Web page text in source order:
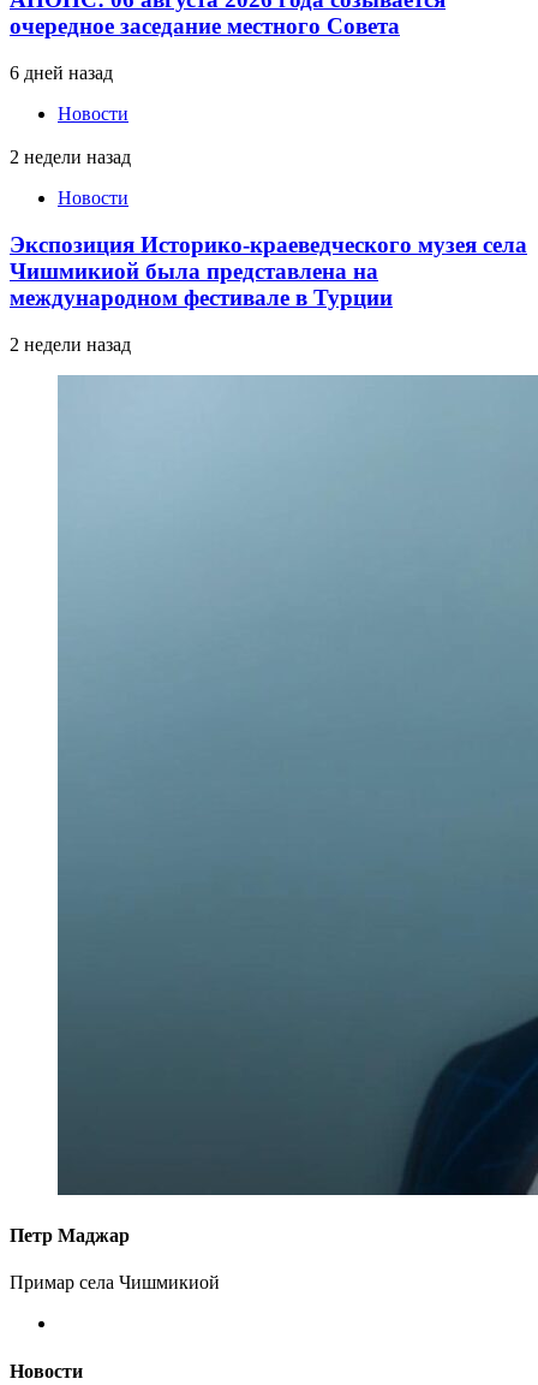
очередное заседание местного Совета
6 дней назад
Новости
2 недели назад
Новости
Экспозиция Историко-краеведческого музея села
Чишмикиой была представлена на
международном фестивале в Турции
2 недели назад
Петр Маджар
Примар села Чишмикиой
Новости